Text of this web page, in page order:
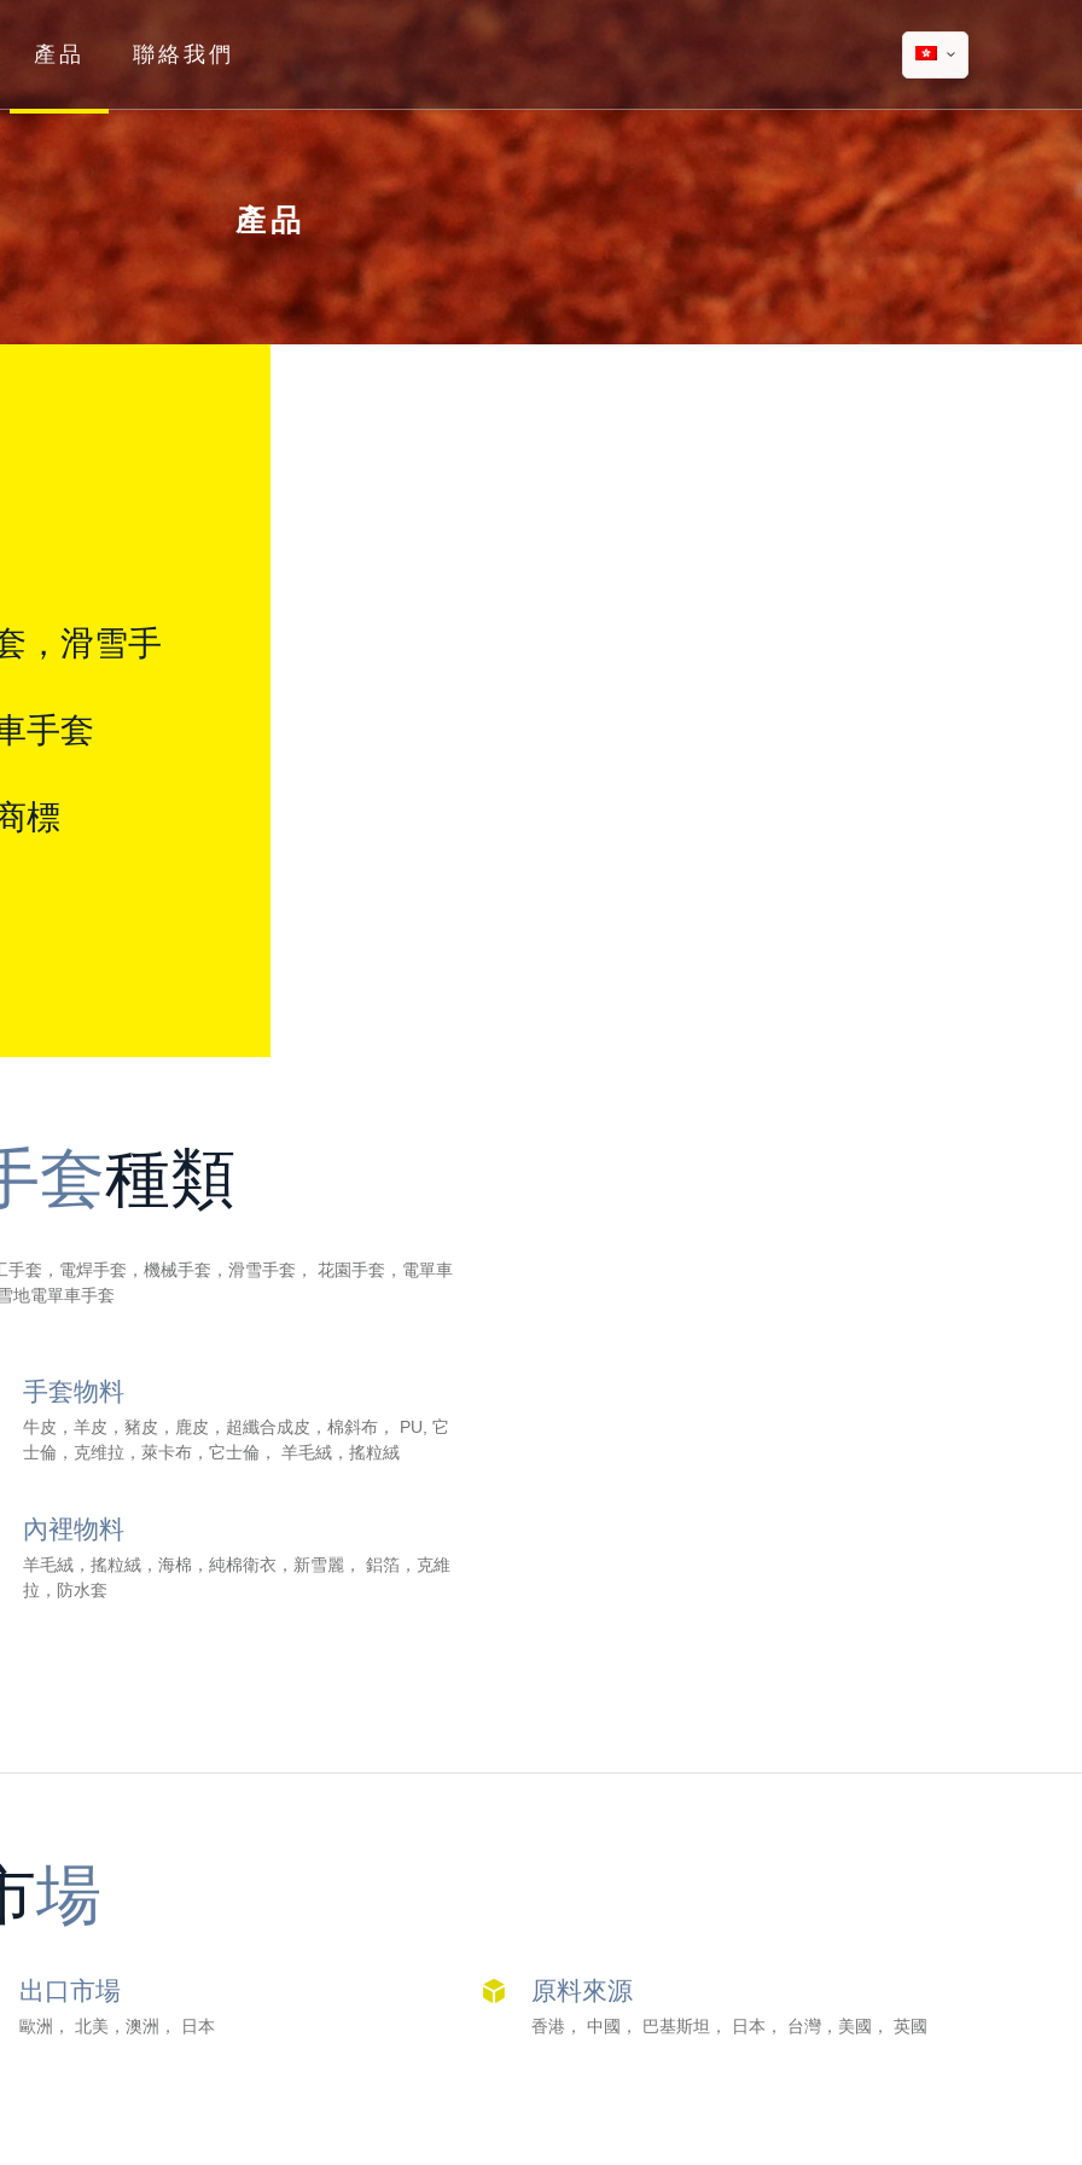
產品 聯絡我們
產品
，滑雪手
手套
標
套種類
手套，電焊手套，機械手套，滑雪手套， 花園手套，電單車
地電單車手套
手套物料
牛皮，羊皮，豬皮，鹿皮，超纖合成皮，棉斜布， PU, 它
士倫，克维拉，萊卡布，它士倫， 羊毛絨，搖粒絨
內裡物料
羊毛絨，搖粒絨，海棉，純棉衛衣，新雪麗， 鋁箔，克維
拉，防水套
場
出口市場
歐洲， 北美，澳洲， 日本
原料來源
香港， 中國， 巴基斯坦， 日本， 台灣，美國， 英國